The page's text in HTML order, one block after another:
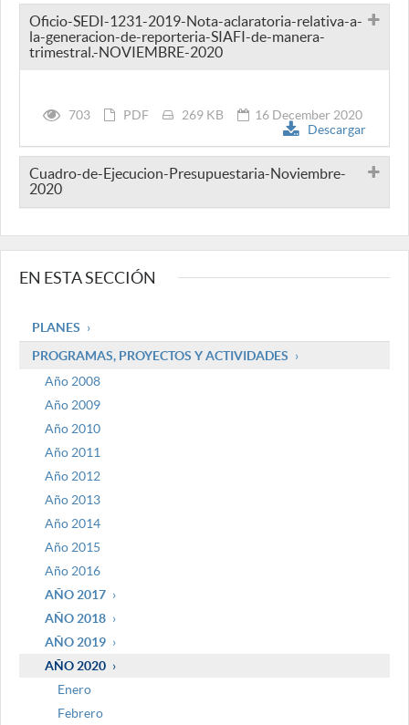
Oficio-SEDI-1231-2019-Nota-aclaratoria-relativa-a-
la-generacion-de-reporteria-SIAFI-de-manera-
trimestral.-NOVIEMBRE-2020
703 PDF 269 KB
16 December 2020
Descargar
Cuadro-de-Ejecucion-Presupuestaria-Noviembre-
2020
EN ESTA SECCIÓN
PLANES
PROGRAMAS, PROYECTOS Y ACTIVIDADES
Año 2008
Año 2009
Año 2010
Año 2011
Año 2012
Año 2013
Año 2014
Año 2015
Año 2016
AÑO 2017
AÑO 2018
AÑO 2019
AÑO 2020
Enero
Febrero